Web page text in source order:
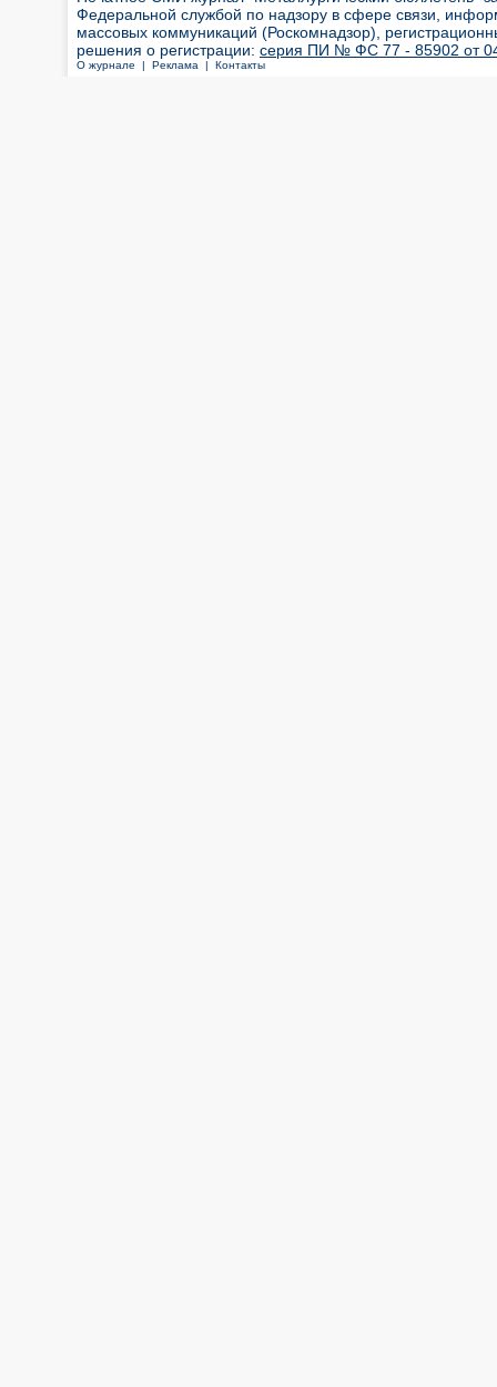
Федеральной службой по надзору в сфере связи,
массовых коммуникаций (Роскомнадзор),
решения о регистрации: серия ПИ № ФС 77 - 85902 от 04
О журнале | Реклама | Контакты